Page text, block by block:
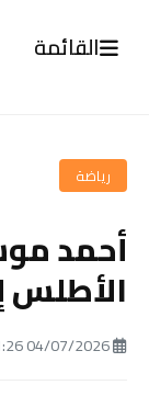
القائمة
رياضة
أحمد
الأطلس